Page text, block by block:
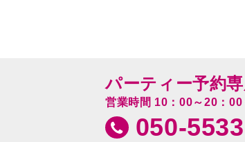
パーティー予約
営業時間 10：00～20：00
050-